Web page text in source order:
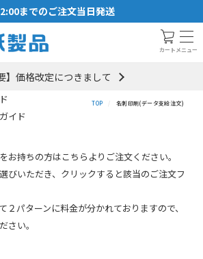
までのご注文当日発送
カート メニュー
】価格改定につきまして
TOP 名刺印刷(データ支給注文)
イド
お持ちの方はこちらよりご注文ください。
びいただき、クリックすると該当のご注文フ
２パターンに料金が分かれておりますので、
さい。